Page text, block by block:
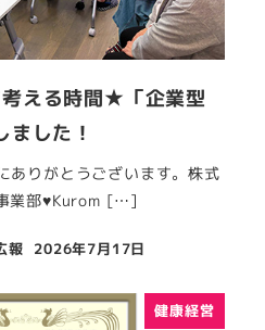
える時間★「企業型
した！
ありがとうございます。株式
業部♥Kurom […]
報 2026年7月17日
健康経営